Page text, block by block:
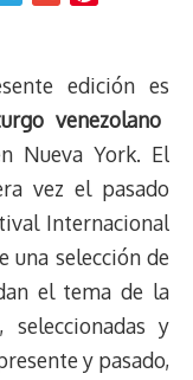
e
r
a
m
t
r
e
s
t
edición es
venezolano
Nueva York. El
vez el pasado
Internacional
una selección de
el tema de la
seleccionadas y
y pasado,